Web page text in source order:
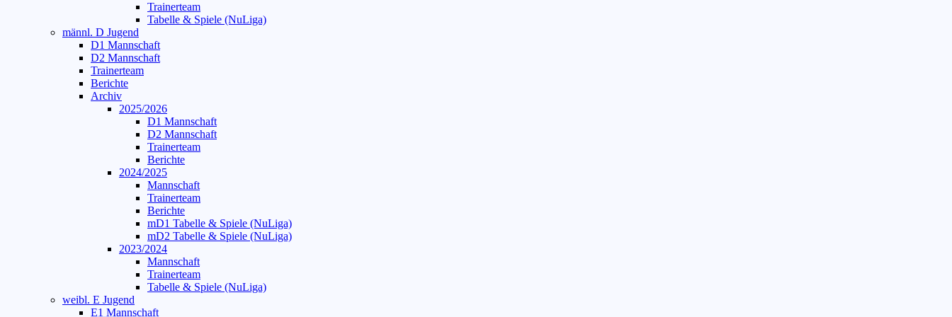
Trainerteam
Tabelle & Spiele (NuLiga)
männl. D Jugend
D1 Mannschaft
D2 Mannschaft
Trainerteam
Berichte
Archiv
2025/2026
D1 Mannschaft
D2 Mannschaft
Trainerteam
Berichte
2024/2025
Mannschaft
Trainerteam
Berichte
mD1 Tabelle & Spiele (NuLiga)
mD2 Tabelle & Spiele (NuLiga)
2023/2024
Mannschaft
Trainerteam
Tabelle & Spiele (NuLiga)
weibl. E Jugend
E1 Mannschaft